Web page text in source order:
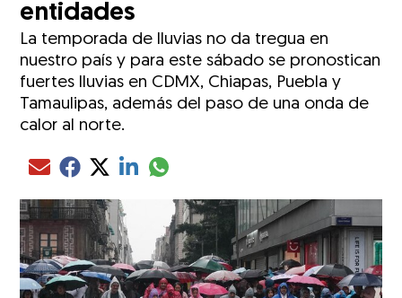
entidades
La temporada de lluvias no da tregua en
nuestro país y para este sábado se pronostican
fuertes lluvias en CDMX, Chiapas, Puebla y
Tamaulipas, además del paso de una onda de
calor al norte.
Compartir el artículo actual mediante Email
Compartir el artículo actual mediante Facebook
Compartir el artículo actual mediante Twitter
Compartir el artículo actual mediante LinkedIn
Compartir el artículo actual mediante